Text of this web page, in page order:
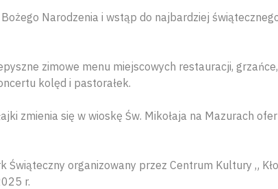
Narodzenia i wstąp do najbardziej
zimowe menu miejscowych restauracji, grzańce,
kolęd i pastorałek.
zmienia się w wioskę Św. Mikołaja na Mazurach
organizowany przez Centrum Kultury „
r.